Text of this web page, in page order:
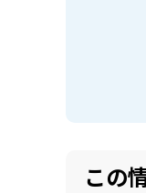
この